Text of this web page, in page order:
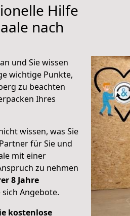
Hilfe
nach
und Sie wissen
wichtige Punkte,
zu beachten
Ihres
wissen, was Sie
für Sie und
mit einer
zu nehmen
8 Jahre
Angebote.
kostenlose